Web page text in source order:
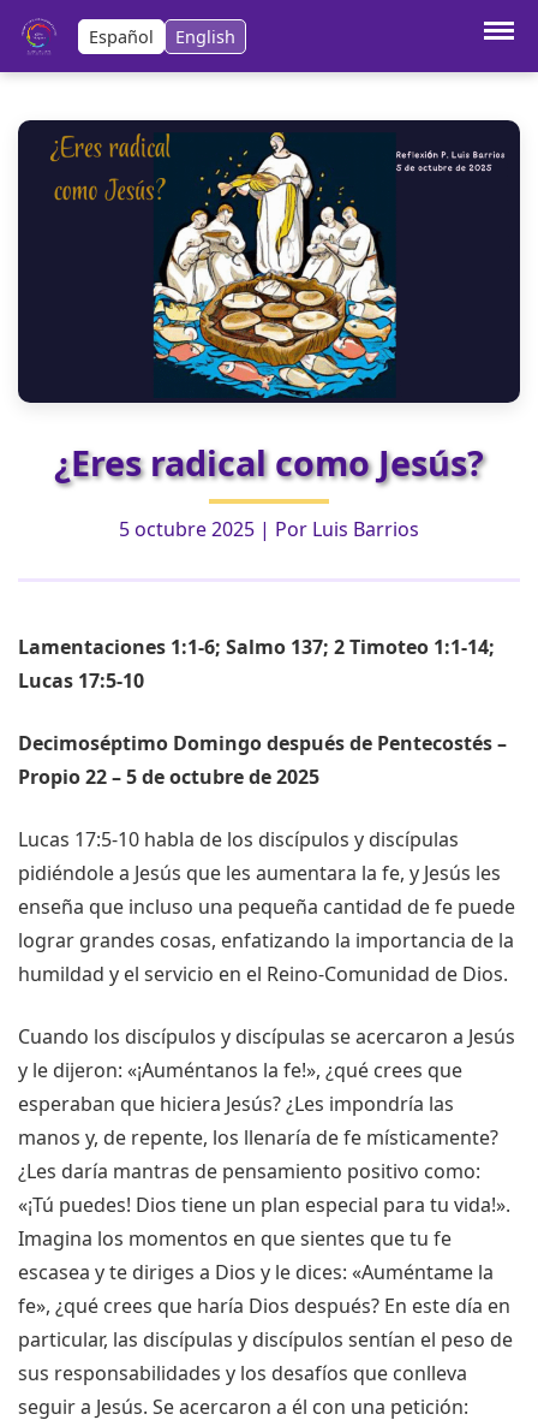
Español English
¿Eres radical como Jesús?
5 octubre 2025 | Por Luis Barrios
Lamentaciones 1:1-6; Salmo 137; 2 Timoteo 1:1-14;
Lucas 17:5-10
Decimoséptimo Domingo después de Pentecostés –
Propio 22 – 5 de octubre de 2025
Lucas 17:5-10 habla de los discípulos y discípulas
pidiéndole a Jesús que les aumentara la fe, y Jesús les
enseña que incluso una pequeña cantidad de fe puede
lograr grandes cosas, enfatizando la importancia de la
humildad y el servicio en el Reino-Comunidad de Dios.
Cuando los discípulos y discípulas se acercaron a Jesús
y le dijeron: «¡Auméntanos la fe!», ¿qué crees que
esperaban que hiciera Jesús? ¿Les impondría las
manos y, de repente, los llenaría de fe místicamente?
¿Les daría mantras de pensamiento positivo como:
«¡Tú puedes! Dios tiene un plan especial para tu vida!».
Imagina los momentos en que sientes que tu fe
escasea y te diriges a Dios y le dices: «Auméntame la
fe», ¿qué crees que haría Dios después? En este día en
particular, las discípulas y discípulos sentían el peso de
sus responsabilidades y los desafíos que conlleva
seguir a Jesús. Se acercaron a él con una petición:
Anterior:paz en Palestina
Siguiente:Boletín Parroquial – 5 de octubre de
2025